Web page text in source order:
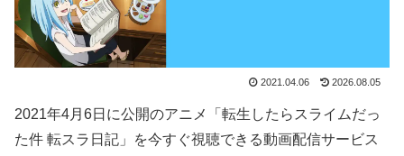
2021.04.06 2026.08.05
2021年4月6日に公開のアニメ「転生したらスライムだっ
た件 転スラ日記」を今すぐ視聴できる動画配信サービス